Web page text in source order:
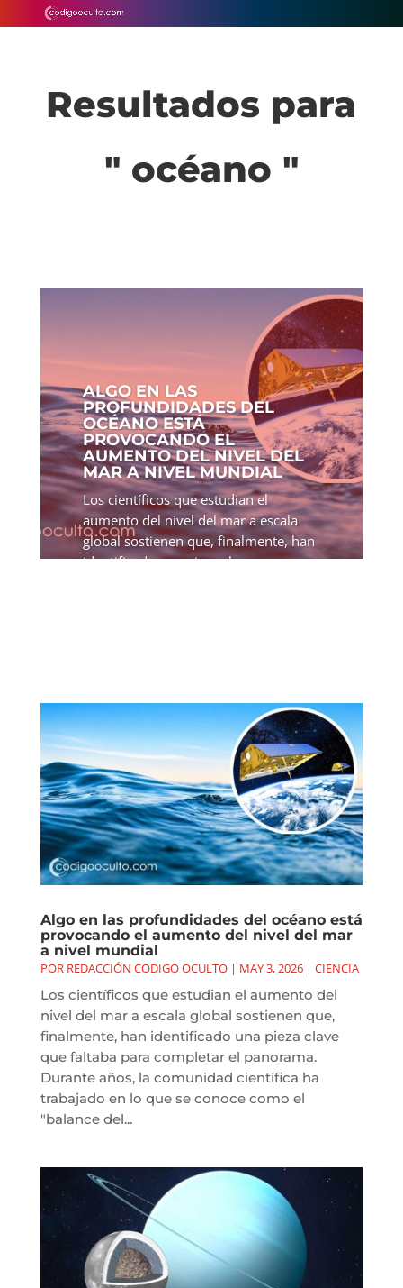
Resultados para
" océano "
ALGO EN LAS
PROFUNDIDADES DEL
OCÉANO ESTÁ
PROVOCANDO EL
AUMENTO DEL NIVEL DEL
MAR A NIVEL MUNDIAL
Los científicos que estudian el
aumento del nivel del mar a escala
global sostienen que, finalmente, han
identificado una pieza clave que
Algo en las profundidades del océano está
provocando el aumento del nivel del mar
a nivel mundial
POR REDACCIÓN CODIGO OCULTO| MAY 3, 2026| CIENCIA
Los científicos que estudian el aumento del
nivel del mar a escala global sostienen que,
finalmente, han identificado una pieza clave
que faltaba para completar el panorama.
Durante años, la comunidad científica ha
trabajado en lo que se conoce como el
"balance del...